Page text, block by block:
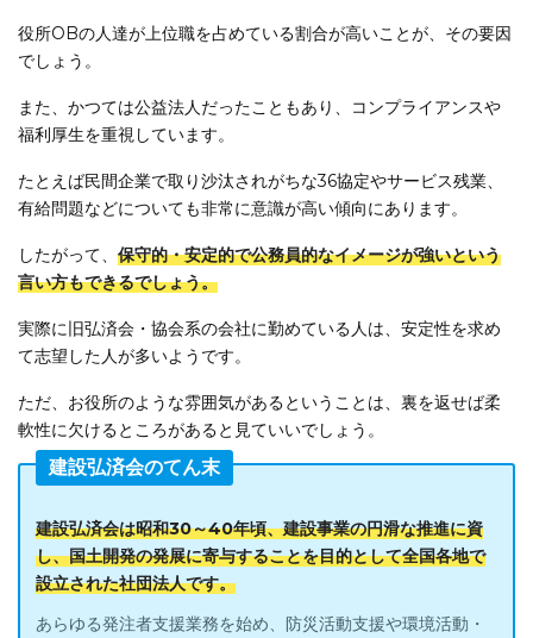
役所OBの人達が上位職を占めている割合が高いことが、その要因
でしょう。
また、かつては公益法人だったこともあり、コンプライアンスや
福利厚生を重視しています。
たとえば民間企業で取り沙汰されがちな36協定やサービス残業、
有給問題などについても非常に意識が高い傾向にあります。
したがって、 保守的・安定的で公務員的なイメージが強いという
言い方もできるでしょう。
実際に旧弘済会・協会系の会社に勤めている人は、安定性を求め
て志望した人が多いようです。
ただ、お役所のような雰囲気があるということは、裏を返せば柔
軟性に欠けるところがあると見ていいでしょう。
建設弘済会のてん末
建設弘済会は昭和30～40年頃、建設事業の円滑な推進に資
し、国土開発の発展に寄与することを目的として全国各地で
設立された社団法人です。
あらゆる発注者支援業務を始め、防災活動支援や環境活動・